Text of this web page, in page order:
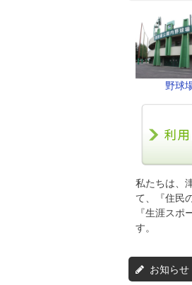
野球
私たちは、
て、『住民
『生涯ス
す。
お知らせ